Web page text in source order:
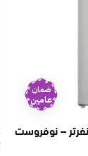
ضمان
عامين
انفرتر – نوفروست